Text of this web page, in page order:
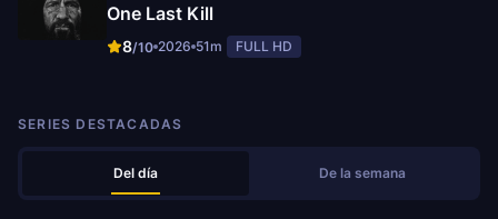
One Last Kill
8/10 2026 51m FULL HD
SERIES DESTACADAS
Del día De la semana